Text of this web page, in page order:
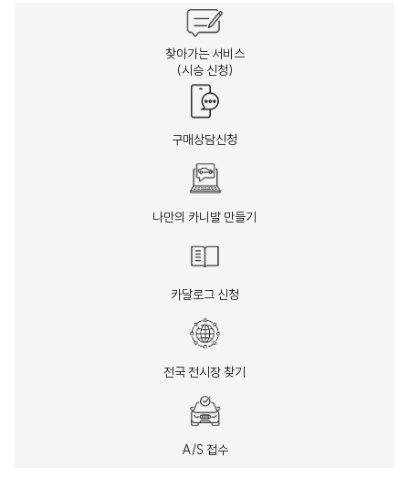
찾아가는 서비스
(시승 신청)
구매상담신청
나만의 카니발 만들기
카달로그 신청
전국 전시장 찾기
A/S 접수